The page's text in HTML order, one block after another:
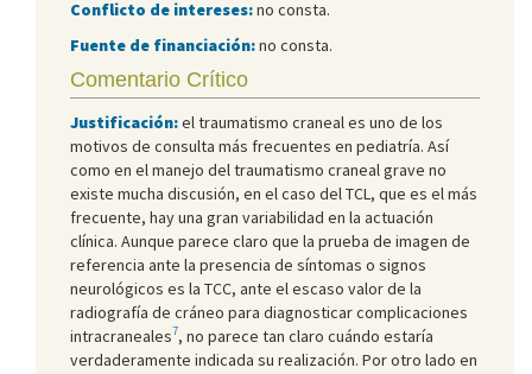
Conflicto de intereses:no consta.
Fuente de financiación:no consta.
Comentario Crítico
Justificación:el traumatismo craneal es uno de los
motivos de consulta más frecuentes en pediatría. Así
como en el manejo del traumatismo craneal grave no
existe mucha discusión, en el caso del TCL, que es el más
frecuente, hay una gran variabilidad en la actuación
clínica. Aunque parece claro que la prueba de imagen de
referencia ante la presencia de síntomas o signos
neurológicos es la TCC, ante el escaso valor de la
radiografía de cráneo para diagnosticar complicaciones
intracraneales7, no parece tan claro cuándo estaría
verdaderamente indicada su realización. Por otro lado en